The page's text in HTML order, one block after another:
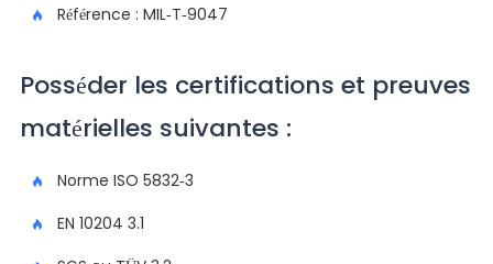
Référence : MIL-T-9047
Posséder les certifications et preuves
matérielles suivantes :
Norme ISO 5832-3
EN 10204 3.1